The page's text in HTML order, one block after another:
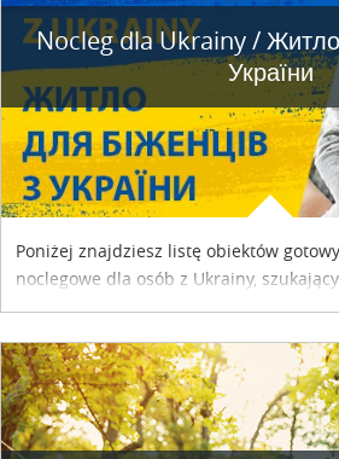
Nocleg dla Ukrainy /
України
Poniżej znajdziesz listę obiektów
noclegowe dla osób z Ukrainy,